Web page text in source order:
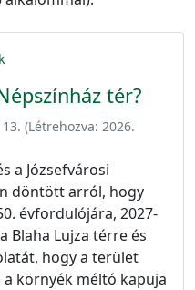
tér?
(Létrehozva: 2026.
a Józsefvárosi
döntött arról, hogy
évfordulójára, 2027-
Blaha Lujza térre és
hogy a terület
a környék méltó kapuja